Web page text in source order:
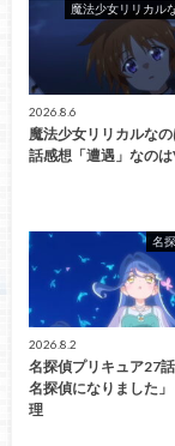
魔法少女リリカル
2026.8.6
魔法少女リリカルな
話感想「遭遇」なの
名
2026.8.2
名探偵プリキュア27話
名探偵になりました
理